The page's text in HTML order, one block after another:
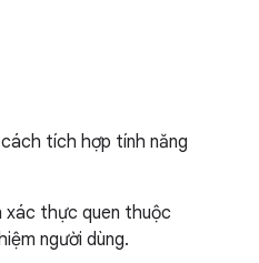
tích hợp tính năng
xác thực quen thuộc
người dùng.